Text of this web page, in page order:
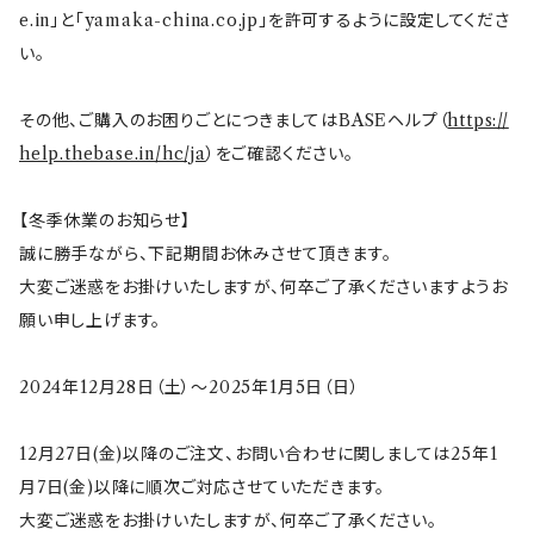
助六の日常
ちびまる子ちゃんandクレヨンしんちゃん
クレヨンしんちゃん
サンリオキャラクターズ
ちびまる子ちゃん
LINE CREATORS
THE BEATLES(ザ・ビートルズ)
【山加商店×yaeko】migratory bird
komon(コモン)
HAPPY DINING(ハッピーダイニング)
tissage(ティサージュ）
旅籠
プラティコ
titto(チット)
すずめ茶器
frill(フリル)
honoka(ほのか）
e.in」と「yamaka-china.co.jp」を許可するように設定してくださ
い。
その他、ご購入のお困りごとにつきましてはBASEヘルプ（https://
help.thebase.in/hc/ja）をご確認ください。
【冬季休業のお知らせ】
誠に勝手ながら、下記期間お休みさせて頂きます。
大変ご迷惑をお掛けいたしますが、何卒ご了承くださいますようお
願い申し上げます。
2024年12月28日（土）～2025年1月5日（日）
12月27日(金)以降のご注文、お問い合わせに関しましては25年1
月7日(金)以降に順次ご対応させていただきます。
大変ご迷惑をお掛けいたしますが、何卒ご了承ください。